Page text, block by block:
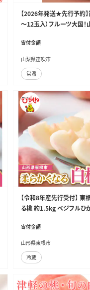
【2026年発送★先行予約】
～12玉入）フルーツ大国
寄付金額
山梨県笛吹市
常温
【令和8年産先行受付】
る桃 約1.5kg ベジフルひ
寄付金額
山形県東根市
冷蔵